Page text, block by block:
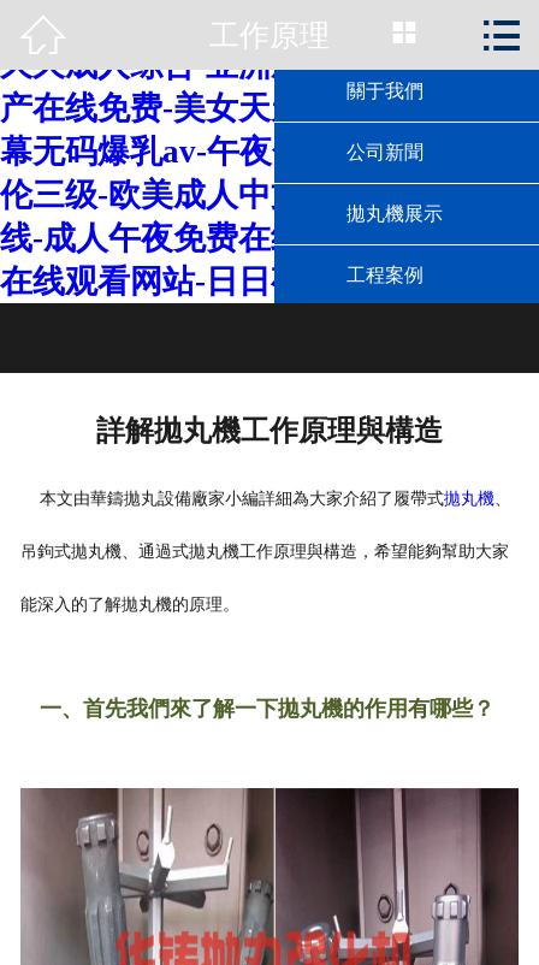
日本69视频-中文字幕黄色-在线麻豆-
久久成人综合-亚洲成人精品视频-国
产在线免费-美女天天操-亚洲中文字
幕无码爆乳av-午夜色片-少妇愉情理
伦三级-欧美成人中文字幕-热久久在
线-成人午夜免费在线观看-午夜视频
在线观看网站-日日夜夜伊人
首頁
關于我們
公司新聞
拋丸機展示
工程案例
 工作原理  
詳解拋丸機工作原理與構造
本文由華鑄拋丸設備廠家小編詳細為大家介紹了履帶式拋丸機、
吊鉤式拋丸機、通過式拋丸機工作原理與構造，希望能夠幫助大家
能深入的了解拋丸機的原理。
一、首先我們來了解一下拋丸機的作用有哪些？